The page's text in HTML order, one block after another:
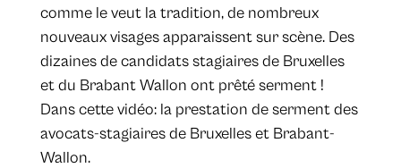
comme le veut la tradition, de nombreux
nouveaux visages apparaissent sur scène. Des
dizaines de candidats stagiaires de Bruxelles
et du Brabant Wallon ont prêté serment !
Dans cette vidéo: la prestation de serment des
avocats-stagiaires de Bruxelles et Brabant-
Wallon.